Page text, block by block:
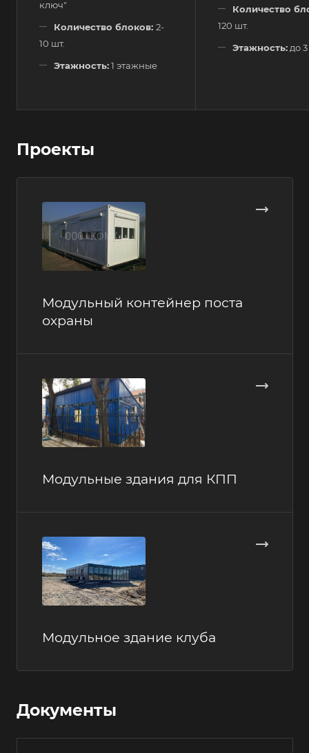
ключ"
Количество блоков: 2-
10 шт.
Этажность:1 этажные
Количество
120 шт.
Этажность: до
Проекты
Модульный контейнер поста
охраны
Модульные здания для КПП
Модульное здание клуба
Документы